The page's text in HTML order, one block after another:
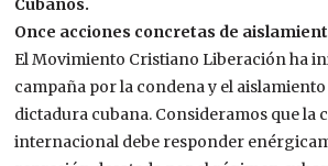
Cubanos.
Once acciones concretas de
El Movimiento Cristiano Liberación ha
campaña por la condena y el
dictadura cubana. Consideramos que la
internacional debe responder